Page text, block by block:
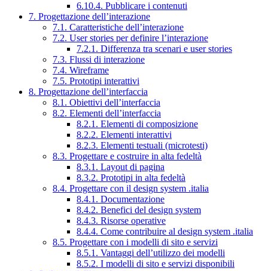
6.10.4. Pubblicare i contenuti
7. Progettazione dell’interazione
7.1. Caratteristiche dell’interazione
7.2. User stories per definire l’interazione
7.2.1. Differenza tra scenari e user stories
7.3. Flussi di interazione
7.4. Wireframe
7.5. Prototipi interattivi
8. Progettazione dell’interfaccia
8.1. Obiettivi dell’interfaccia
8.2. Elementi dell’interfaccia
8.2.1. Elementi di composizione
8.2.2. Elementi interattivi
8.2.3. Elementi testuali (microtesti)
8.3. Progettare e costruire in alta fedeltà
8.3.1. Layout di pagina
8.3.2. Prototipi in alta fedeltà
8.4. Progettare con il design system .italia
8.4.1. Documentazione
8.4.2. Benefici del design system
8.4.3. Risorse operative
8.4.4. Come contribuire al design system .italia
8.5. Progettare con i modelli di sito e servizi
8.5.1. Vantaggi dell’utilizzo dei modelli
8.5.2. I modelli di sito e servizi disponibili